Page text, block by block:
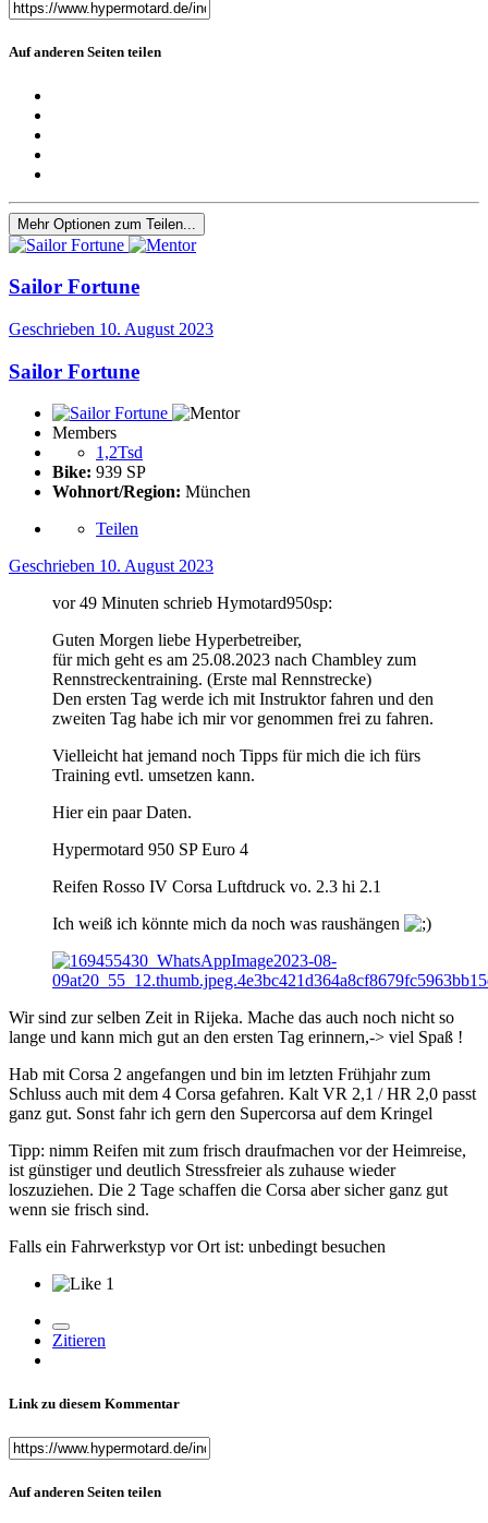
Auf anderen Seiten teilen
Mehr Optionen zum Teilen...
Sailor Fortune
Geschrieben 10. August 2023
Sailor Fortune
Members
1,2Tsd
Bike: 939 SP
Wohnort/Region: München
Teilen
Geschrieben 10. August 2023
vor 49 Minuten schrieb Hymotard950sp:
Guten Morgen liebe Hyperbetreiber,
für mich geht es am 25.08.2023 nach Chambley zum
Rennstreckentraining. (Erste mal Rennstrecke)
Den ersten Tag werde ich mit Instruktor fahren und den
zweiten Tag habe ich mir vor genommen frei zu fahren.
Vielleicht hat jemand noch Tipps für mich die ich fürs
Training evtl. umsetzen kann.
Hier ein paar Daten.
Hypermotard 950 SP Euro 4
Reifen Rosso IV Corsa Luftdruck vo. 2.3 hi 2.1
Ich weiß ich könnte mich da noch was raushängen
Wir sind zur selben Zeit in Rijeka. Mache das auch noch nicht so
lange und kann mich gut an den ersten Tag erinnern,-> viel Spaß !
Hab mit Corsa 2 angefangen und bin im letzten Frühjahr zum
Schluss auch mit dem 4 Corsa gefahren. Kalt VR 2,1 / HR 2,0 passt
ganz gut. Sonst fahr ich gern den Supercorsa auf dem Kringel
Tipp: nimm Reifen mit zum frisch draufmachen vor der Heimreise,
ist günstiger und deutlich Stressfreier als zuhause wieder
loszuziehen. Die 2 Tage schaffen die Corsa aber sicher ganz gut
wenn sie frisch sind.
Falls ein Fahrwerkstyp vor Ort ist: unbedingt besuchen
1
Zitieren
Link zu diesem Kommentar
Auf anderen Seiten teilen